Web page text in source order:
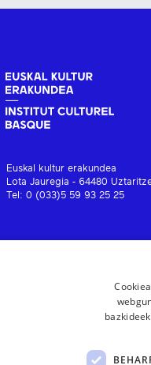
Euskal kultur erakundea
Lota Jauregia - 64480
Tel: 0 (033)5 59 93 25 25